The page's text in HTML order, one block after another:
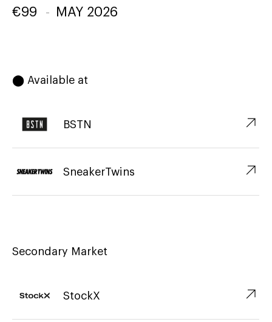
€99 - MAY 2026
⬤ Available at
BSTN ↗︎
SneakerTwins ↗︎
Secondary Market
StockX ↗︎